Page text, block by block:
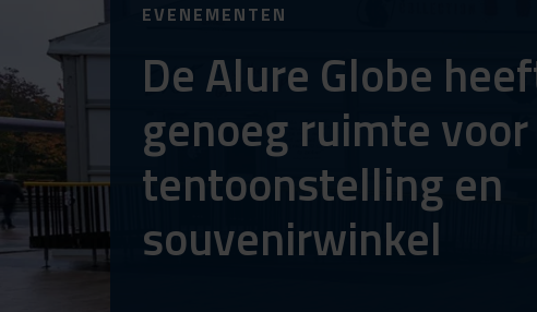
EVENEMENTEN
De Alure Globe
genoeg ruimte
tentoonstelling en
souvenirwinkel